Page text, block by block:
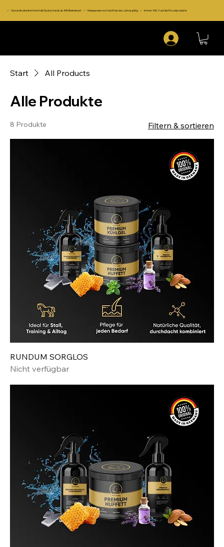
✅ Versandkostenfrei innerhalb Deutschlands ab 40€ Bestellwert ✅ Messepreise noch bis Ende des Jahres gültig ✅ Immer 4 für 3 auf alle Einzelprodukte
Start All Products
Alle Produkte
8 Produkte Filtern & sortieren
RUNDUM SORGLOS
Nicht verfügbar